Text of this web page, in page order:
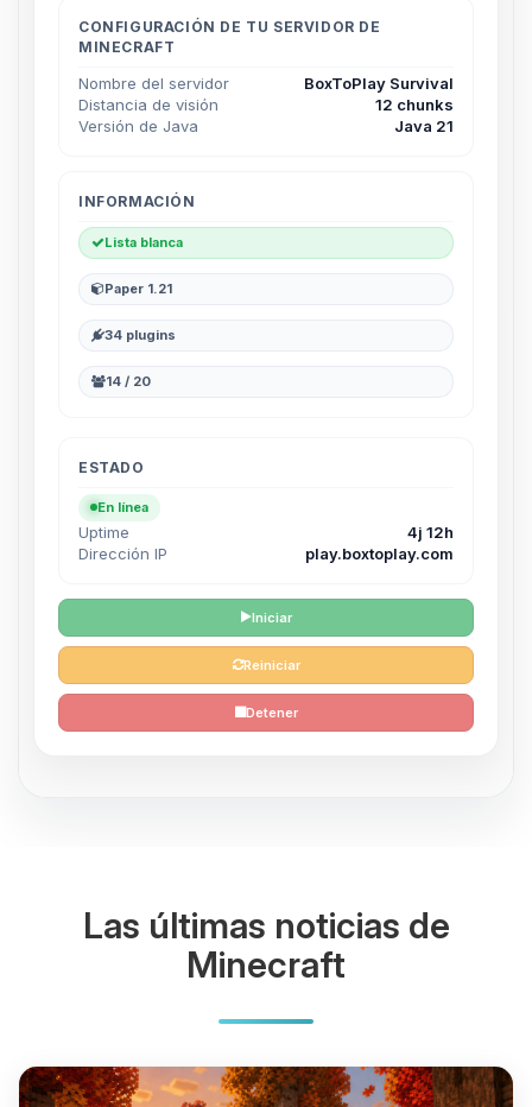
CONFIGURACIÓN DE TU SERVIDOR DE
MINECRAFT
Nombre del servidor
BoxToPlay Survival
Distancia de visión
12 chunks
Versión de Java
Java 21
INFORMACIÓN
Lista blanca
Paper 1.21
34 plugins
14 / 20
ESTADO
En línea
Uptime
4j 12h
Dirección IP
play.boxtoplay.com
Iniciar
Reiniciar
Detener
Las últimas noticias de
Minecraft
asistente de BoxToPlay. Cuentame
que necesitas y moveré mis
pequenos circuitos para ayudarte.
07/08/2026 20:04